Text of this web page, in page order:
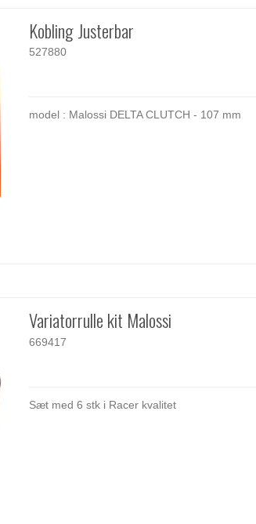
Kobling Justerbar
527880
model : Malossi DELTA CLUTCH - 107 mm
Variatorrulle kit Malossi
669417
Sæt med 6 stk i Racer kvalitet